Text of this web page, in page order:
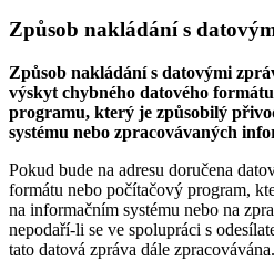
Způsob nakládání s
Způsob nakládání s datovými
výskyt chybného datového
programu, který je způsobilý
systému nebo zpracovávaných
Pokud bude na adresu doručena
formátu nebo počítačový program,
na informačním systému nebo na
nepodaří-li se ve spolupráci s
tato datová zpráva dále zpracovávána.